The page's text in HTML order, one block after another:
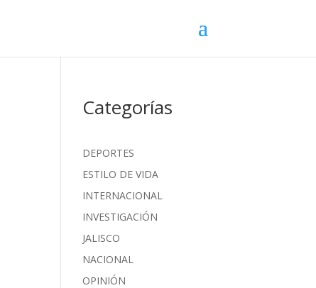
Categorías
DEPORTES
ESTILO DE VIDA
INTERNACIONAL
INVESTIGACIÓN
JALISCO
NACIONAL
OPINIÓN